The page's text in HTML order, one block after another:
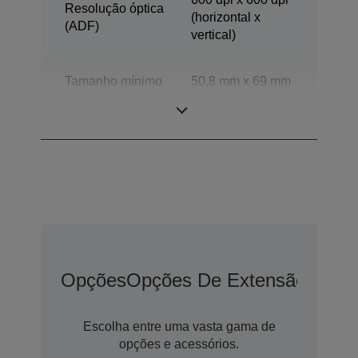
Resolução óptica
(ADF)
(horizontal x
vertical)
Tamanho mínimo
50,8 mm x 69 mm
OpçõesOpções De Extensão De
Escolha entre uma vasta gama de
opções e acessórios.